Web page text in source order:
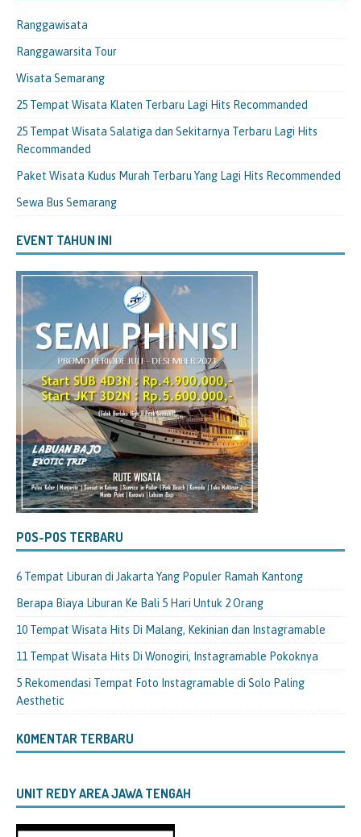
Ranggawisata
Ranggawarsita Tour
Wisata Semarang
25 Tempat Wisata Klaten Terbaru Lagi Hits Recommanded
25 Tempat Wisata Salatiga dan Sekitarnya Terbaru Lagi Hits
Recommanded
Paket Wisata Kudus Murah Terbaru Yang Lagi Hits Recommended
Sewa Bus Semarang
EVENT TAHUN INI
POS-POS TERBARU
6 Tempat Liburan di Jakarta Yang Populer Ramah Kantong
Berapa Biaya Liburan Ke Bali 5 Hari Untuk 2 Orang
10 Tempat Wisata Hits Di Malang, Kekinian dan Instagramable
11 Tempat Wisata Hits Di Wonogiri, Instagramable Pokoknya
5 Rekomendasi Tempat Foto Instagramable di Solo Paling
Aesthetic
KOMENTAR TERBARU
UNIT REDY AREA JAWA TENGAH